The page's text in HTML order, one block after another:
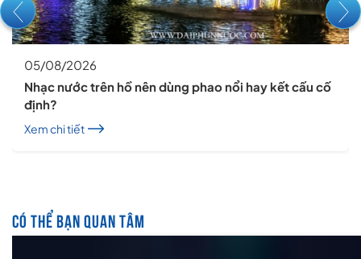
05/08/2026
Nhạc nước trên hồ nên dùng phao nổi hay kết cấu cố
định?
Xem chi tiết
CÓ THỂ BẠN QUAN TÂM